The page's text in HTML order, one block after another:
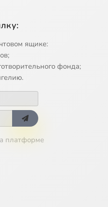
ящике:
фонда;
платформе